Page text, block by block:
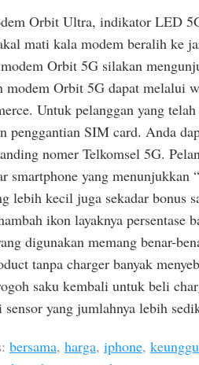
Orbit Ultra, indikator LED
mati kala modem beralih ke
Orbit 5G silakan
modem Orbit 5G dapat melalui
Untuk pelanggan yang
penggantian SIM card. Anda
nomer Telkomsel 5G.
smartphone yang menunjukkan
lebih kecil juga sekadar bonus
ikon layaknya persentase
digunakan memang benar-
tanpa charger banyak
saku kembali untuk beli
yang jumlahnya lebih
bersama, harga, iphone,